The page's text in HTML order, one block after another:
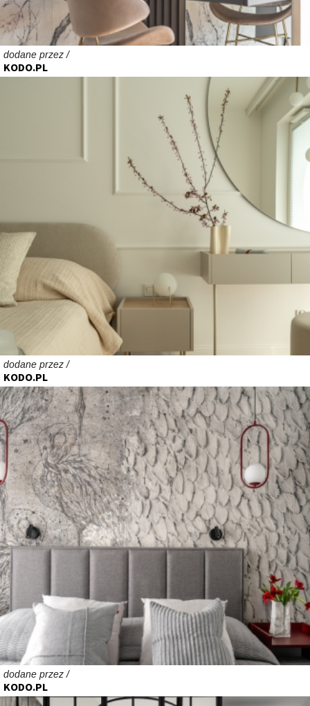
dodane przez /
KODO.PL
dodane przez /
KODO.PL
dodane przez /
KODO.PL